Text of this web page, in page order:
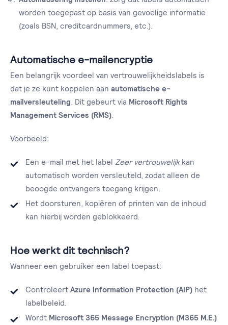
worden toegepast op basis van gevoelige informatie
(zoals BSN, creditcardnummers, etc.).
Automatische e-mailencryptie
Een belangrijk voordeel van vertrouwelijkheidslabels is
dat je ze kunt koppelen aan automatische e-
mailversleuteling . Dit gebeurt via Microsoft Rights
Management Services (RMS)
Voorbeeld:
Een e-mail met het label Zeer vertrouwelijkkan
automatisch worden versleuteld, zodat alleen de
beoogde ontvangers toegang krijgen.
Het doorsturen, kopiëren of printen van de inhoud
kan hierbij worden geblokkeerd.
Hoe werkt dit technisch?
Wanneer een gebruiker een label toepast:
Controleert Azure Information Protection (AIP) het
labelbeleid.
Wordt Microsoft 365 Message Encryption (M365 M.E.)